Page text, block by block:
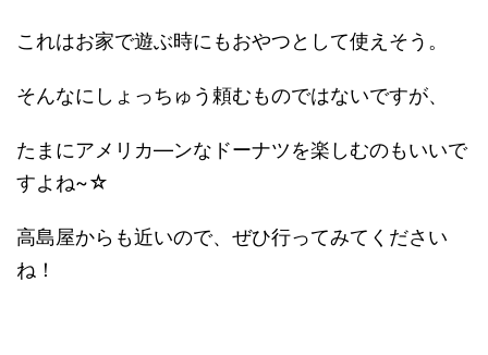
これはお家で遊ぶ時にもおやつとして使えそう。
そんなにしょっちゅう頼むものではないですが、
たまにアメリカ―ンなドーナツを楽しむのもいいで
すよね~☆
高島屋からも近いので、ぜひ行ってみてください
ね！